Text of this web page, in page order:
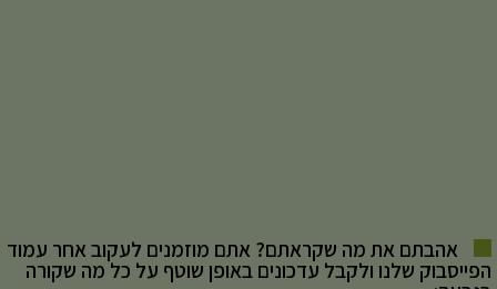
אהבתם את מה שקראתם? אתם מוזמנים לעקוב אחר עמוד
הפייסבוק שלנו ולקבל עדכונים באופן שוטף על כל מה שקורה